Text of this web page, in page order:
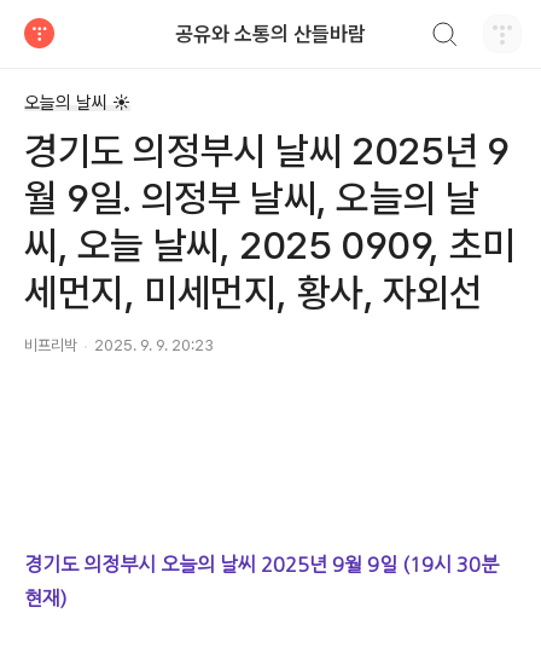
공유와 소통의 산들바람
오늘의 날씨 ☀
경기도 의정부시 날씨 2025년 9
월 9일. 의정부 날씨, 오늘의 날
씨, 오늘 날씨, 2025 0909, 초미
세먼지, 미세먼지, 황사, 자외선
비프리박 2025. 9. 9. 20:23
경기도 의정부시 오늘의 날씨 2025년 9월 9일 (19시 30분
현재)